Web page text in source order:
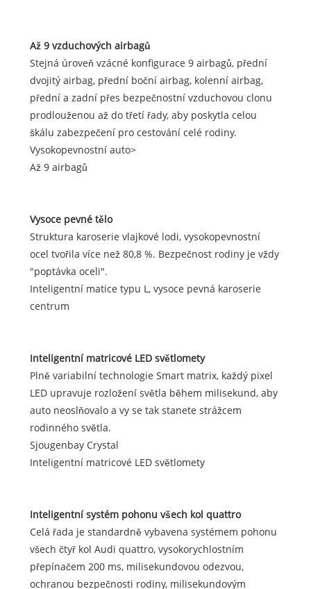
Až 9 vzduchových airbagů
Stejná úroveň vzácné konfigurace 9 airbagů, přední
dvojitý airbag, přední boční airbag, kolenní airbag,
přední a zadní přes bezpečnostní vzduchovou clonu
prodlouženou až do třetí řady, aby poskytla celou
škálu zabezpečení pro cestování celé rodiny.
Vysokopevnostní auto>
Až 9 airbagů
Vysoce pevné tělo
Struktura karoserie vlajkové lodi, vysokopevnostní
ocel tvořila více než 80,8 %. Bezpečnost rodiny je vždy
"poptávka oceli".
Inteligentní matice typu L, vysoce pevná karoserie
centrum
Inteligentní matricové LED světlomety
Plně variabilní technologie Smart matrix, každý pixel
LED upravuje rozložení světla během milisekund, aby
auto neoslňovalo a vy se tak stanete strážcem
rodinného světla.
Sjougenbay Crystal
Inteligentní matricové LED světlomety
Inteligentní systém pohonu všech kol quattro
Celá řada je standardně vybavena systémem pohonu
všech čtyř kol Audi quattro, vysokorychlostním
přepínačem 200 ms, milisekundovou odezvou,
ochranou bezpečnosti rodiny, milisekundovým